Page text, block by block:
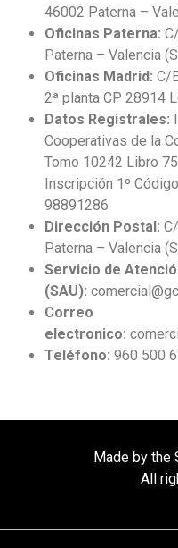
46002 Paterna –
Oficinas Paterna:
Paterna – Valencia
Oficinas Madrid: C/
2ª planta CP 28914
Datos Registrales:
Cooperativas de la
Tomo 10242 Libro
Inscripción 1º
98891286
Dirección Postal:
Paterna – Valencia
Servicio de
(SAU):
Correo
electronico:
Teléfono: 960 500
Made by the
All